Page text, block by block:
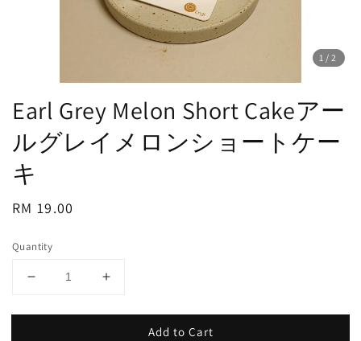
1 /2
Earl Grey Melon Short Cakeアー
ルグレイメロンショートケー
キ
Regular
RM 19.00
Quantity
Add to Cart